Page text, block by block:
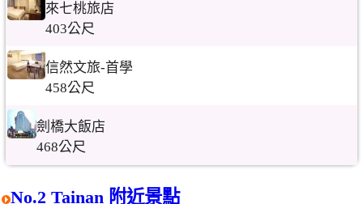
來七桃旅店
403公尺
信然文旅-首學
458公尺
劍橋大飯店
468公尺
No.2 Tainan 附近景點